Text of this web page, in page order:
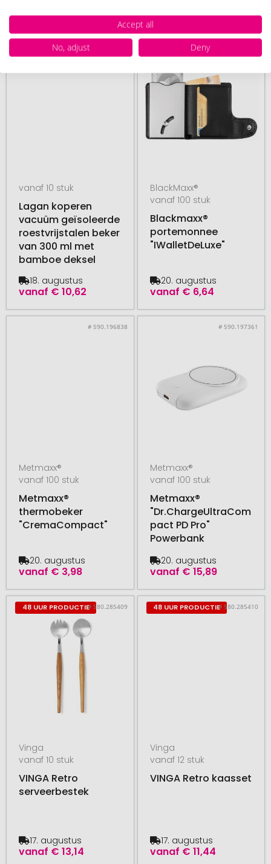
vanaf€ 1,94 vanaf€ 5,18
BESTSELLER# 500.269017
vanaf 10 stuk
Lagan koperen
vacuüm geïsoleerde
roestvrijstalen beker
van 300 ml met
bamboe deksel
vanaf € 10,62
18. augustus
BlackMaxx®
vanaf 100 stuk
Blackmaxx®
portemonnee
"IWalletDeLuxe"
vanaf € 6,64
20. augustus
# 590.196838
Metmaxx®
vanaf 100 stuk
Metmaxx®
thermobeker
"CremaCompact"
vanaf € 3,98
20. augustus
# 590.197361
Metmaxx®
vanaf 100 stuk
Metmaxx®
"Dr.ChargeUltraCom
pact PD Pro"
Powerbank
vanaf € 15,89
20. augustus
48 UUR PRODUCTIE# 580.285409
Vinga
vanaf 10 stuk
VINGA Retro
serveerbestek
vanaf € 13,14
17. augustus
48 UUR PRODUCTIE# 580.285410
Vinga
vanaf 12 stuk
VINGA Retro kaasset
vanaf € 11,44
17. augustus
Accept all
No, adjust
Deny